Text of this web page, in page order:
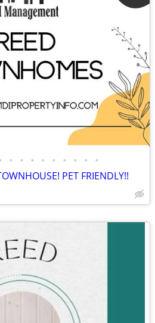
• • • • • • • • •
PET FRIENDLY!!